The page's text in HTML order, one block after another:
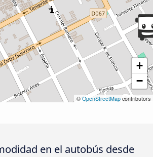
+
−
© OpenStreetMap contributors
en el autobús desde